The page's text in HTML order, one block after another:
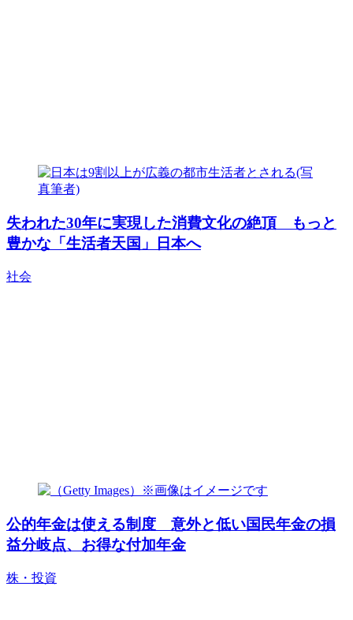
失われた30年に実現した消費文化の絶頂 もっと
豊かな「生活者天国」日本へ
社会
公的年金は使える制度 意外と低い国民年金の損
益分岐点、お得な付加年金
株・投資